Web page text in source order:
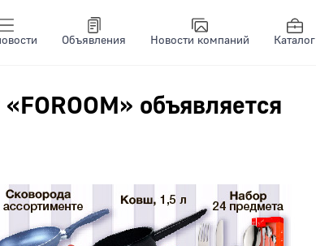
Объявления Новости компаний Каталог
объявляется